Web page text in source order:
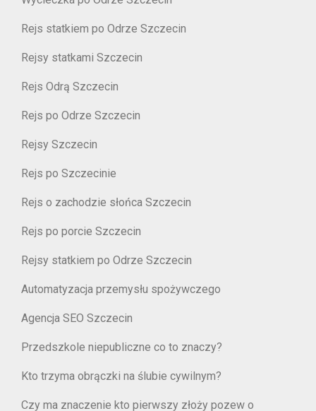
Rejs statkiem po Odrze Szczecin
Rejsy statkami Szczecin
Rejs Odrą Szczecin
Rejs po Odrze Szczecin
Rejsy Szczecin
Rejs po Szczecinie
Rejs o zachodzie słońca Szczecin
Rejs po porcie Szczecin
Rejsy statkiem po Odrze Szczecin
Automatyzacja przemysłu spożywczego
Agencja SEO Szczecin
Przedszkole niepubliczne co to znaczy?
Kto trzyma obrączki na ślubie cywilnym?
Czy ma znaczenie kto pierwszy złoży pozew o